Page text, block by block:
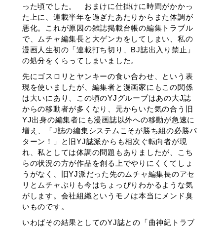
った頃でした。 おまけに仕掛けに時間がかかっ
た上に、連載半年を過ぎたあたりからまた体調が
悪化。これが原因の雑誌掲載台帳の編集トラブル
で、ムチャ編集長と大ゲンカをしてしまい、私の
漫画人生初の「連載打ち切り、BJ誌出入り禁止」
の処分をくらってしまいました。
先にゴスロリとヤンキーの食い合わせ、という表
現を使いましたが、編集者と漫画家にもこの関係
は大いにあり、この頃のYJグループはあの大J誌
からの移動者が多くなり、元からいた気の合う旧
YJ出身の編集者にも漫画誌以外への移動が急速に
増え、「J誌の編集システムこそが勝ち組の必勝パ
ターン！」と旧YJ誌派からも相次ぐ転向者が現
れ、私としては体調の問題もありましたが、こち
らの状況の方が作品を創る上でやりにくくてしょ
うがなく、旧YJ派だった先のムチャ編集長のアセ
リとムチャぶりも今はちょっぴりわかるような気
がします。会社組織というモノは本当にメンド臭
いものです。
いわばその結果としてのYJ誌との「曲神紀トラブ